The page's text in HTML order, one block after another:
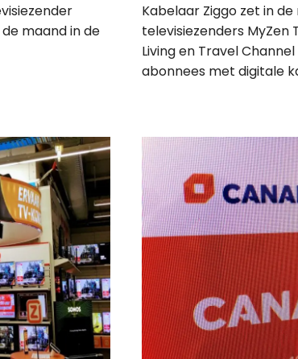
maand in de
Kabelaar Ziggo zet in
televisiezenders MyZen
Living en Travel
abonnees met digitale